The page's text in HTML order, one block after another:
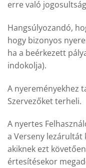
erre való
Hangsúlyozandó,
hogy bizonyos
ha a beérkezett
indokolja).
A nyereményekhez
Szervezőket terheli.
A nyertes
a Verseny lezárultát
akiknek ezt
értesítésekor